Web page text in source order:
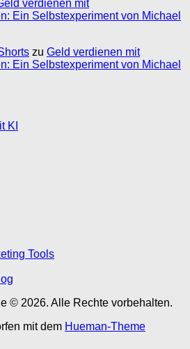
verdienen mit
Ein Selbstexperiment von Michael
zu Geld verdienen mit
Ein Selbstexperiment von Michael
KI
Tools
© 2026. Alle Rechte vorbehalten.
mit dem Hueman-Theme